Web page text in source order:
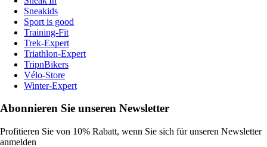
Sneakids
Sport is good
Training-Fit
Trek-Expert
Triathlon-Expert
TripnBikers
Vélo-Store
Winter-Expert
Abonnieren Sie unseren Newsletter
Profitieren Sie von 10% Rabatt, wenn Sie sich für unseren Newsletter
anmelden